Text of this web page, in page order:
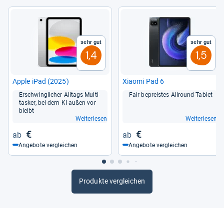
Sehr gut
1,4
Apple iPad (2025)
Erschwing­li­cher All­tags-​Mul­ti­
tas­ker, bei dem KI außen vor
bleibt
Weiterlesen
€
Angebote vergleichen
Sehr gut
1,5
Xiaomi Pad 6
Fair bepreis­tes All­round-​Tablet
Weiterlesen
€
Angebote vergleichen
Produkte vergleichen